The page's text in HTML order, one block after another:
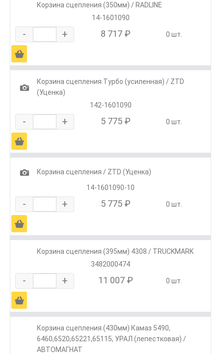
Корзина сцепления (350мм) / RADLINE
14-1601090
- + 8 717 ₽ 0 шт.
Ä
1
Корзина сцепления Турбо (усиленная) / ZTD
(Уценка)
142-1601090
- + 5 775 ₽ 0 шт.
Ä
1
Корзина сцепления / ZTD (Уценка)
14-1601090-10
- + 5 775 ₽ 0 шт.
Ä
Корзина сцепления (395мм) 4308 / TRUCKMARK
3482000474
- + 11 007 ₽ 0 шт.
Ä
Корзина сцепления (430мм) Камаз 5490,
6460,6520,65221,65115, УРАЛ (лепестковая) /
АВТОМАГНАТ